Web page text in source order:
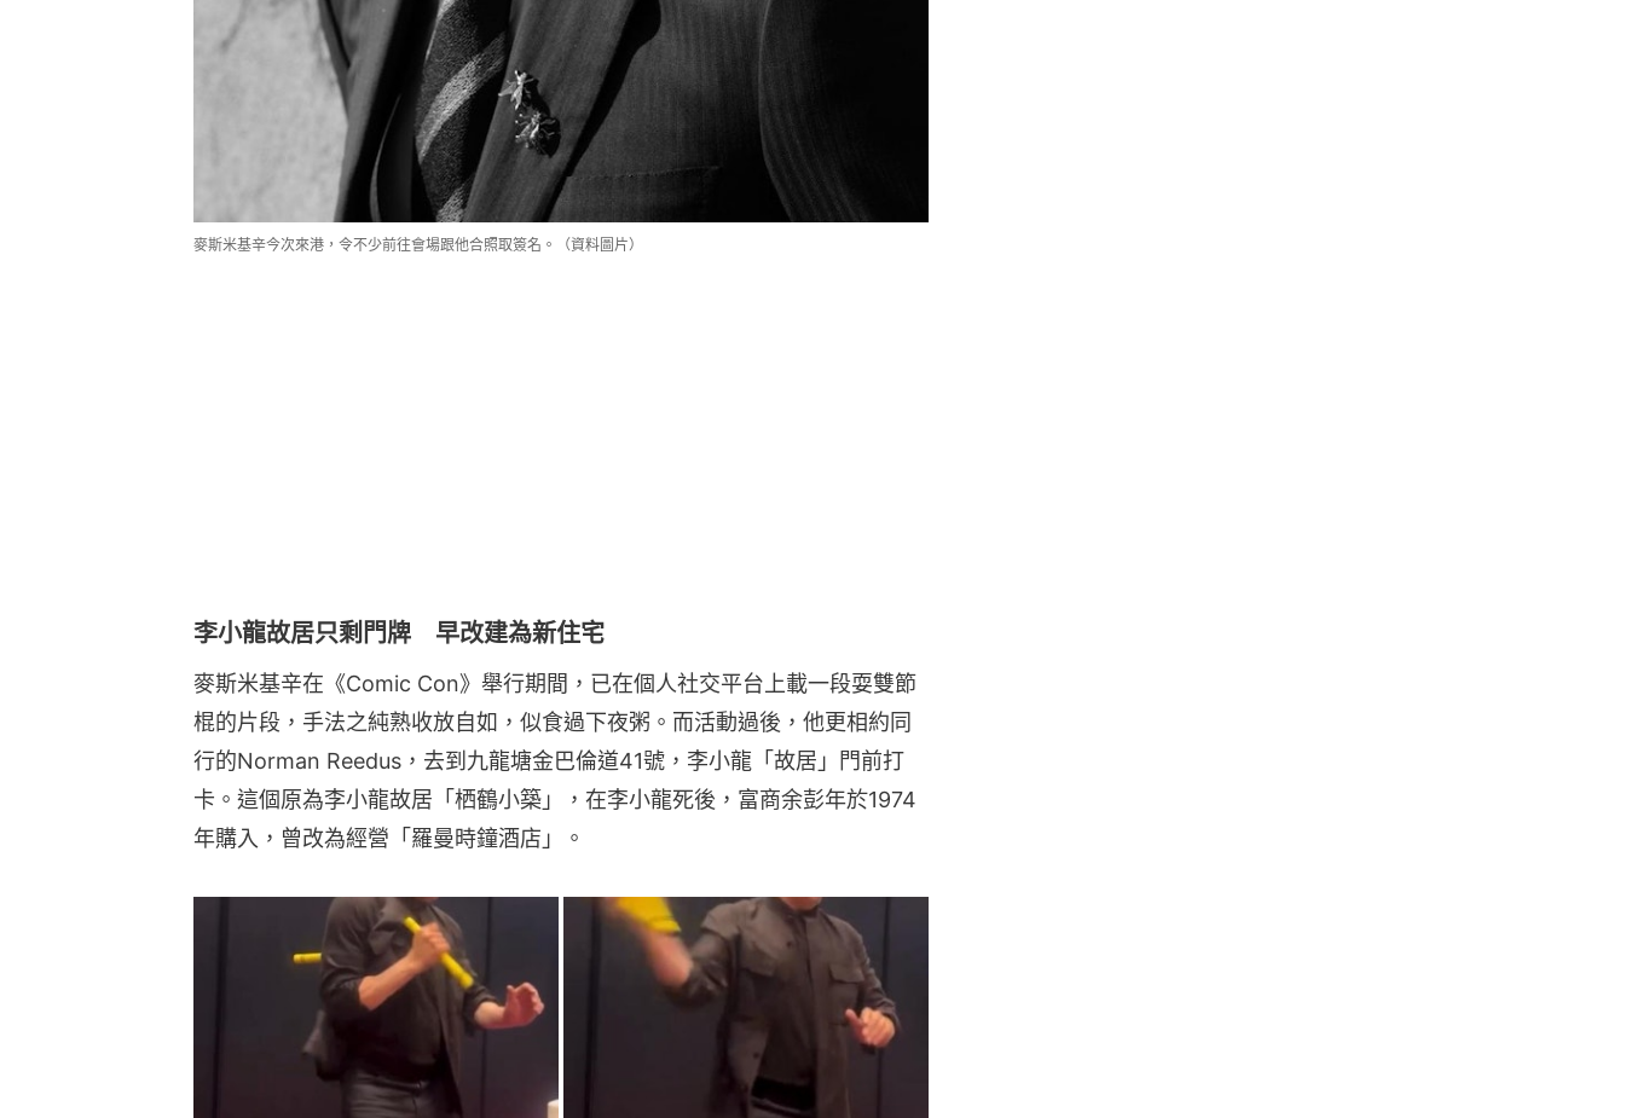
麥斯米基辛今次來港，令不少前往會場跟他合照取簽名。（資料圖片）
李小龍故居只剩門牌 早改建為新住宅
麥斯米基辛在《Comic Con》舉行期間，已在個人社交平台上載一段耍雙節
棍的片段，手法之純熟收放自如，似食過下夜粥。而活動過後，他更相約同
行的Norman Reedus，去到九龍塘金巴倫道41號，李小龍「故居」門前打
卡。這個原為李小龍故居「栖鶴小築」，在李小龍死後，富商余彭年於1974
年購入，曾改為經營「羅曼時鐘酒店」。